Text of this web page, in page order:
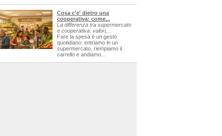
Cosa c'e' dietro una
cooperativa: come...
La differenza tra supermercato
e cooperativa: valori,...
Fare la spesa è un gesto
quotidiano: entriamo in un
supermercato, riempiamo il
carrello e andiamo...